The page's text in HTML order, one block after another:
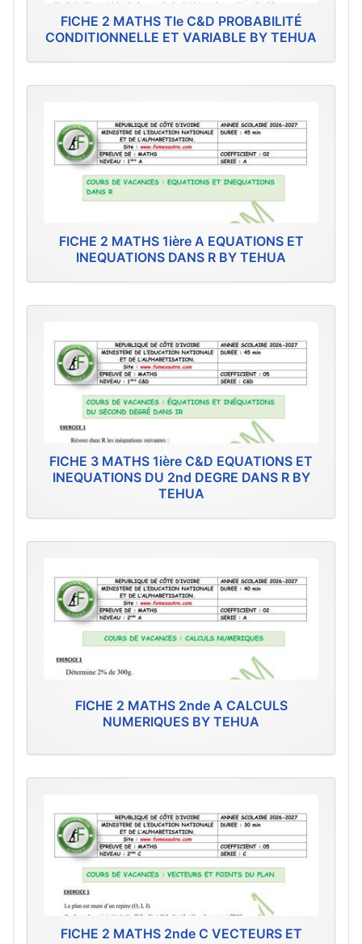
FICHE 2 MATHS Tle C&D PROBABILITÉ
CONDITIONNELLE ET VARIABLE BY TEHUA
FICHE 2 MATHS 1ière A EQUATIONS ET
INEQUATIONS DANS R BY TEHUA
FICHE 3 MATHS 1ière C&D EQUATIONS ET
INEQUATIONS DU 2nd DEGRE DANS R BY
TEHUA
FICHE 2 MATHS 2nde A CALCULS
NUMERIQUES BY TEHUA
FICHE 2 MATHS 2nde C VECTEURS ET